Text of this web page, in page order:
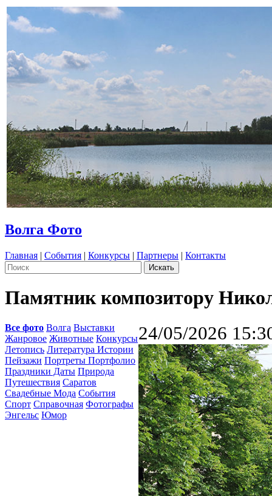
Волга Фото
Главная | События | Конкурсы | Партнеры | Контакты
Памятник композитору
Все фото Волга Выставки
Жанровое Животные Конкурсы
Летопись Литература Истории
Пейзажи Портреты Портфолио
Праздники Даты Природа
Путешествия Саратов
Свадебные Мода События
Спорт Справочная Фотографы
Энгельс Юмор
24/05/2026